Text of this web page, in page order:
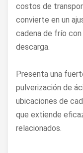
costos de
convierte en un
cadena de frío
descarga.
Presenta una
pulverización de
ubicaciones de
que extiende
relacionados.